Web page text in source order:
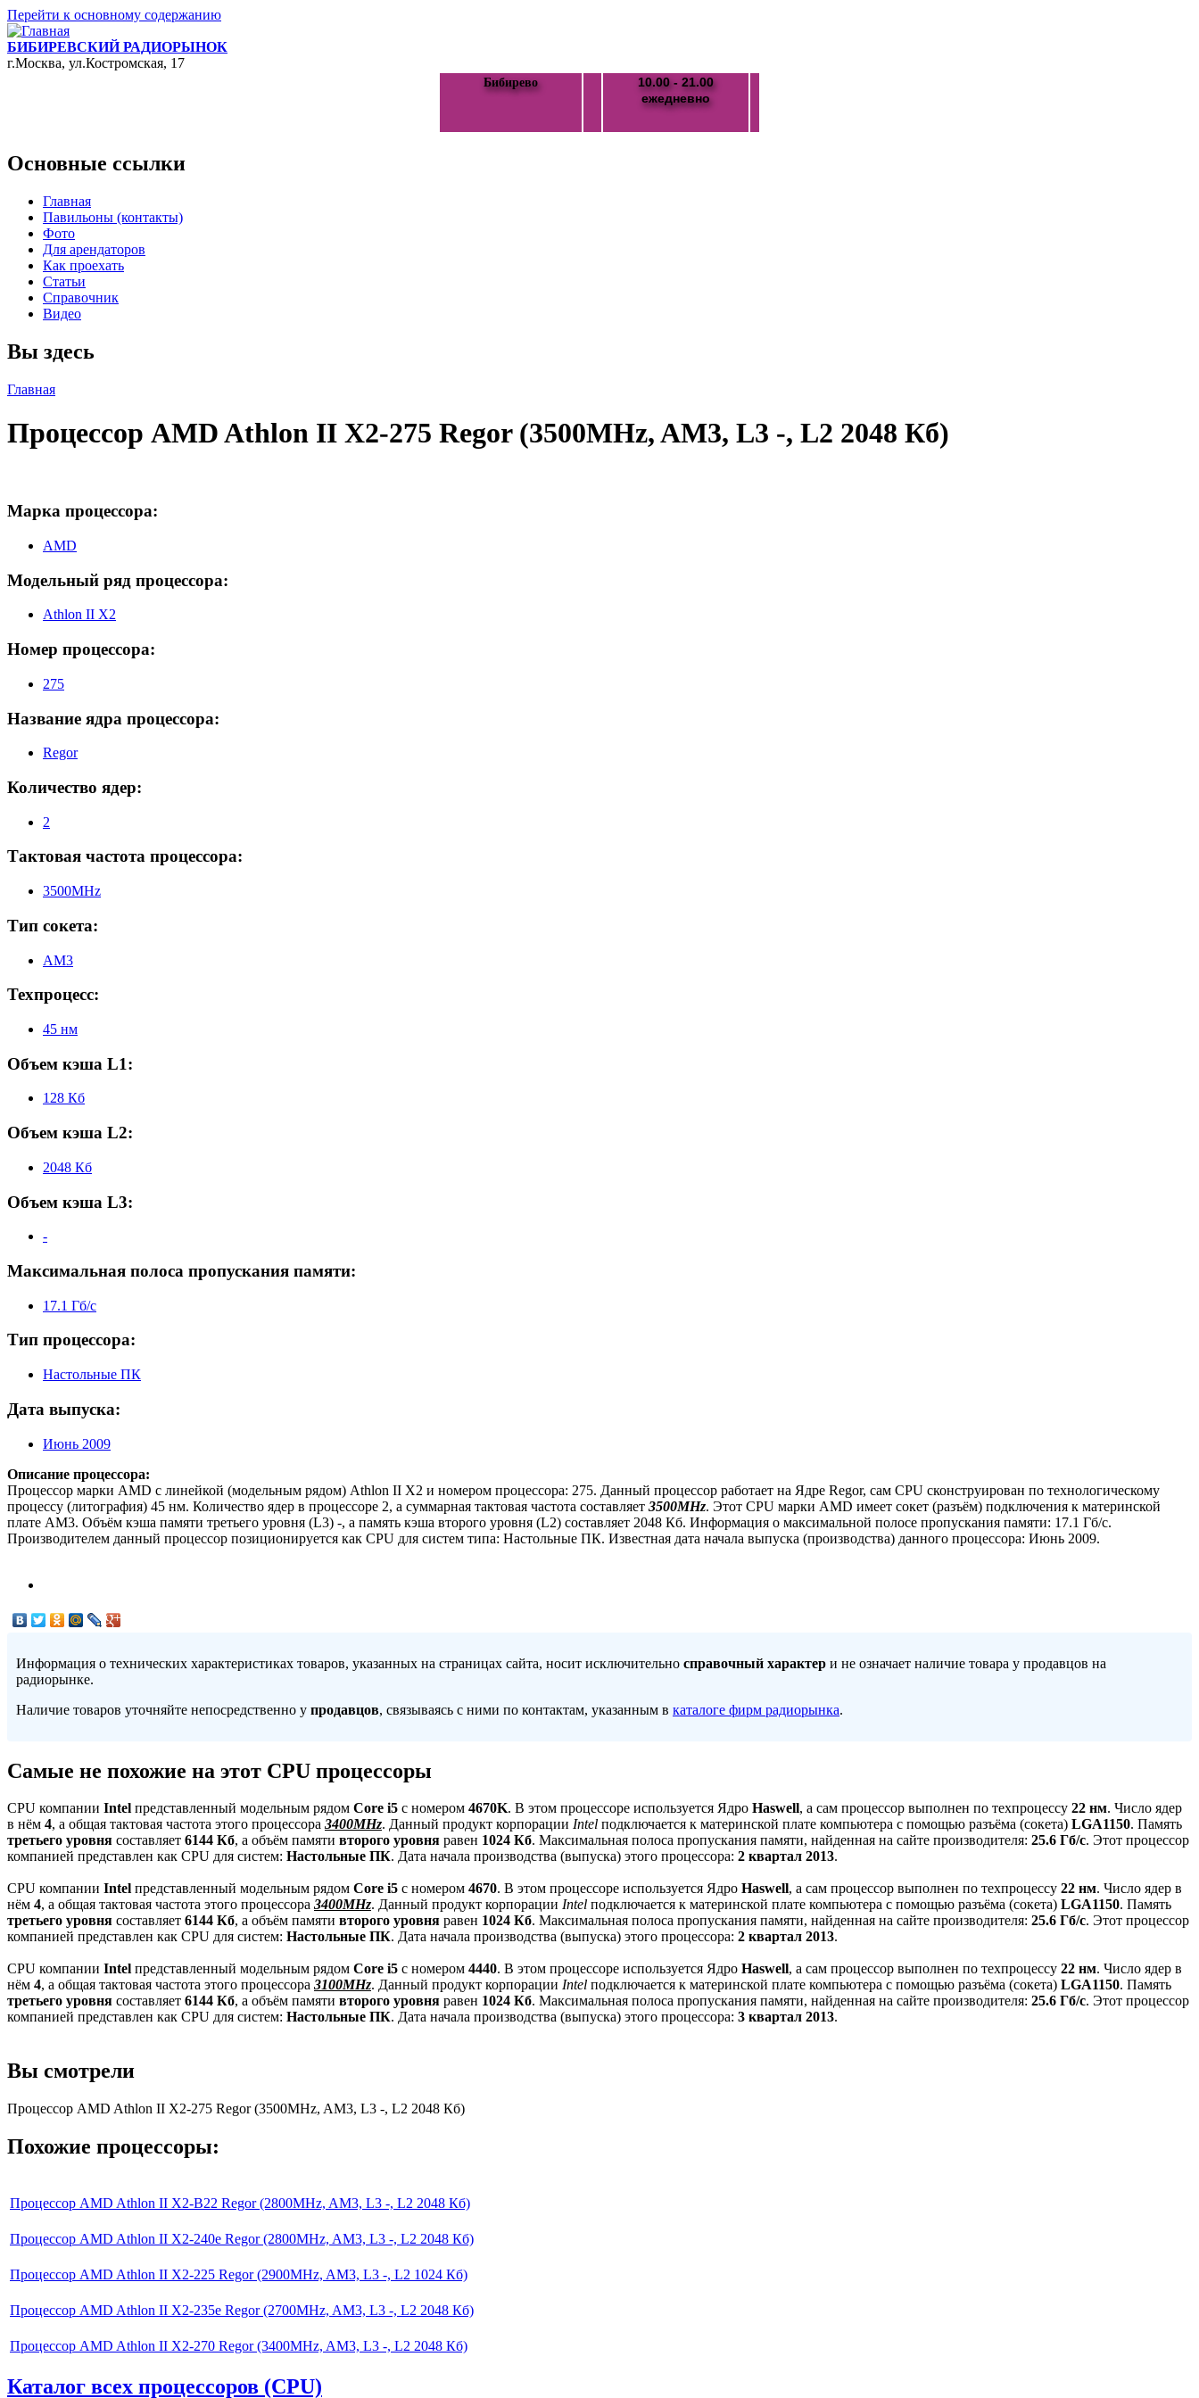
Перейти к основному содержанию
БИБИРЕВСКИЙ РАДИОРЫНОК
г.Москва, ул.Костромская, 17
Бибирево
10.00 - 21.00
ежедневно
Основные ссылки
Главная
Павильоны (контакты)
Фото
Для арендаторов
Как проехать
Статьи
Справочник
Видео
Вы здесь
Главная
Процессор AMD Athlon II X2-275 Regor (3500MHz, AM3, L3 -, L2 2048 Кб)
Марка процессора:
AMD
Модельный ряд процессора:
Athlon II X2
Номер процессора:
275
Название ядра процессора:
Regor
Количество ядер:
2
Тактовая частота процессора:
3500MHz
Тип сокета:
AM3
Техпроцесс:
45 нм
Объем кэша L1:
128 Кб
Объем кэша L2:
2048 Кб
Объем кэша L3:
-
Максимальная полоса пропускания памяти:
17.1 Гб/с
Тип процессора:
Настольные ПК
Дата выпуска:
Июнь 2009
Описание процессора:
Процессор марки AMD с линейкой (модельным рядом) Athlon II X2 и номером процессора: 275. Данный процессор работает на Ядре Regor, сам CPU сконструирован по технологическому
процессу (литография) 45 нм. Количество ядер в процессоре 2, а суммарная тактовая частота составляет 3500MHz. Этот CPU марки AMD имеет сокет (разъём) подключения к материнской
плате AM3. Объём кэша памяти третьего уровня (L3) -, а память кэша второго уровня (L2) составляет 2048 Кб. Информация о максимальной полосе пропускания памяти: 17.1 Гб/с.
Производителем данный процессор позиционируется как CPU для систем типа: Настольные ПК. Известная дата начала выпуска (производства) данного процессора: Июнь 2009.
Информация о технических характеристиках товаров, указанных на страницах сайта, носит исключительно справочный характер и не означает наличие товара у продавцов на
радиорынке.
Наличие товаров уточняйте непосредственно у продавцов, связываясь с ними по контактам, указанным в каталоге фирм радиорынка.
Самые не похожие на этот CPU процессоры
CPU компании Intel представленный модельным рядом Core i5 с номером 4670K. В этом процессоре используется Ядро Haswell, а сам процессор выполнен по техпроцессу 22 нм. Число ядер
в нём 4, а общая тактовая частота этого процессора 3400MHz. Данный продукт корпорации Intel подключается к материнской плате компьютера с помощью разъёма (сокета) LGA1150. Память
третьего уровня составляет 6144 Кб, а объём памяти второго уровня равен 1024 Кб. Максимальная полоса пропускания памяти, найденная на сайте производителя: 25.6 Гб/с. Этот процессор
компанией представлен как CPU для систем: Настольные ПК. Дата начала производства (выпуска) этого процессора: 2 квартал 2013.
CPU компании Intel представленный модельным рядом Core i5 с номером 4670. В этом процессоре используется Ядро Haswell, а сам процессор выполнен по техпроцессу 22 нм. Число ядер в
нём 4, а общая тактовая частота этого процессора 3400MHz. Данный продукт корпорации Intel подключается к материнской плате компьютера с помощью разъёма (сокета) LGA1150. Память
третьего уровня составляет 6144 Кб, а объём памяти второго уровня равен 1024 Кб. Максимальная полоса пропускания памяти, найденная на сайте производителя: 25.6 Гб/с. Этот процессор
компанией представлен как CPU для систем: Настольные ПК. Дата начала производства (выпуска) этого процессора: 2 квартал 2013.
CPU компании Intel представленный модельным рядом Core i5 с номером 4440. В этом процессоре используется Ядро Haswell, а сам процессор выполнен по техпроцессу 22 нм. Число ядер в
нём 4, а общая тактовая частота этого процессора 3100MHz. Данный продукт корпорации Intel подключается к материнской плате компьютера с помощью разъёма (сокета) LGA1150. Память
третьего уровня составляет 6144 Кб, а объём памяти второго уровня равен 1024 Кб. Максимальная полоса пропускания памяти, найденная на сайте производителя: 25.6 Гб/с. Этот процессор
компанией представлен как CPU для систем: Настольные ПК. Дата начала производства (выпуска) этого процессора: 3 квартал 2013.
Вы смотрели
Процессор AMD Athlon II X2-275 Regor (3500MHz, AM3, L3 -, L2 2048 Кб)
Похожие процессоры:
Процессор AMD Athlon II X2-B22 Regor (2800MHz, AM3, L3 -, L2 2048 Кб)
Процессор AMD Athlon II X2-240e Regor (2800MHz, AM3, L3 -, L2 2048 Кб)
Процессор AMD Athlon II X2-225 Regor (2900MHz, AM3, L3 -, L2 1024 Кб)
Процессор AMD Athlon II X2-235e Regor (2700MHz, AM3, L3 -, L2 2048 Кб)
Процессор AMD Athlon II X2-270 Regor (3400MHz, AM3, L3 -, L2 2048 Кб)
Каталог всех процессоров (CPU)